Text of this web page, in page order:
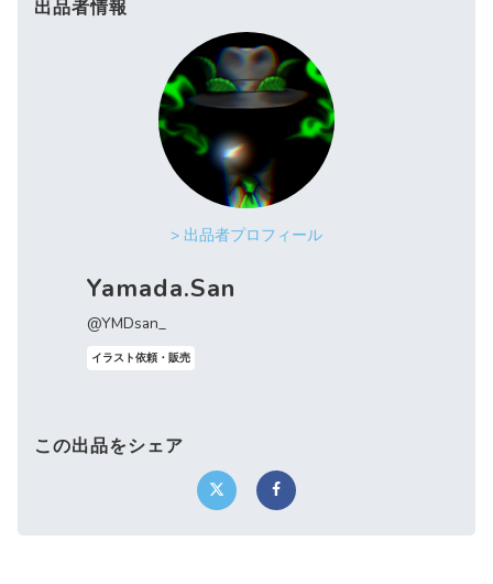
出品者情報
> 出品者プロフィール
Yamada.San
@YMDsan_
イラスト依頼・販売
この出品をシェア